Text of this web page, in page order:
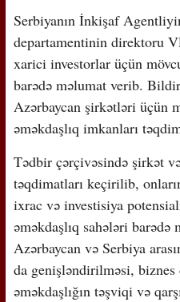
Serbiyanın İnkişaf
departamentinin direktoru
xarici investorlar üçün
barədə məlumat verib.
Azərbaycan şirkətləri üçün
əməkdaşlıq imkanları
Tədbir çərçivəsində şirkət
təqdimatları keçirilib,
ixrac və investisiya
əməkdaşlıq sahələri
Azərbaycan və Serbiya
da genişləndirilməsi,
əməkdaşlığın təşviqi və